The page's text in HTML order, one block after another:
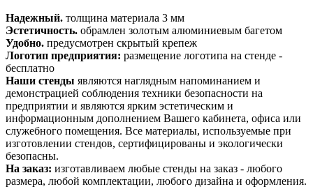
Надежный. толщина материала 3 мм
Эстетичность. обрамлен золотым алюминиевым багетом
Удобно. предусмотрен скрытый крепеж
Логотип предприятия: размещение логотипа на стенде -
бесплатно
Наши стенды являются наглядным напоминанием и
демонстрацией соблюдения техники безопасности на
предприятии и являются ярким эстетическим и
информационным дополнением Вашего кабинета, офиса или
служебного помещения. Все материалы, используемые при
изготовлении стендов, сертифицированы и экологически
безопасны.
На заказ: изготавливаем любые стенды на заказ - любого
размера, любой комплектации, любого дизайна и оформления.